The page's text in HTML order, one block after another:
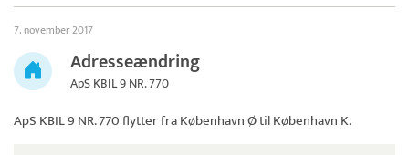
7. november 2017
Adresseændring
ApS KBIL 9 NR. 770
ApS KBIL 9 NR. 770flytter fra København Ø til København K.